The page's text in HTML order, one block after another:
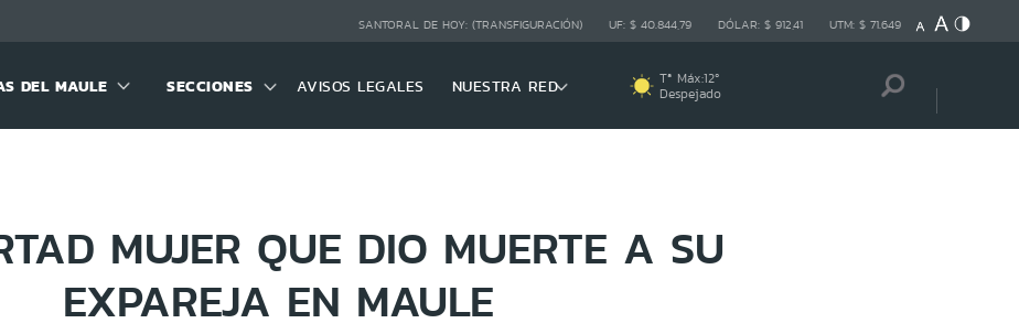
SANTORAL DE HOY: (TRANSFIGURACIÓN) UF: $ 40.844,79 DÓLAR: $ 912,41 UTM: $ 71.649
DEL MAULE SECCIONES AVISOS LEGALES NUESTRA RED Tª Máx:12º
Despejado
MUJER QUE DIO MUERTE A SU
EXPAREJA EN MAULE